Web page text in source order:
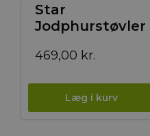
Star
Jodphurstøvler
469,00 kr.